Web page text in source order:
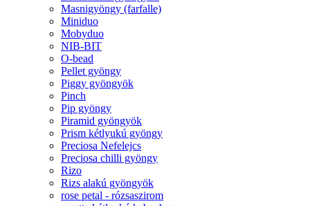
Masnigyöngy (farfalle)
Miniduo
Mobyduo
NIB-BIT
O-bead
Pellet gyöngy
Piggy gyöngyök
Pinch
Pip gyöngy
Piramid gyöngyök
Prism kétlyukú gyöngy
Preciosa Nefelejcs
Preciosa chilli gyöngy
Rizo
Rizs alakú gyöngyök
rose petal - rózsaszirom